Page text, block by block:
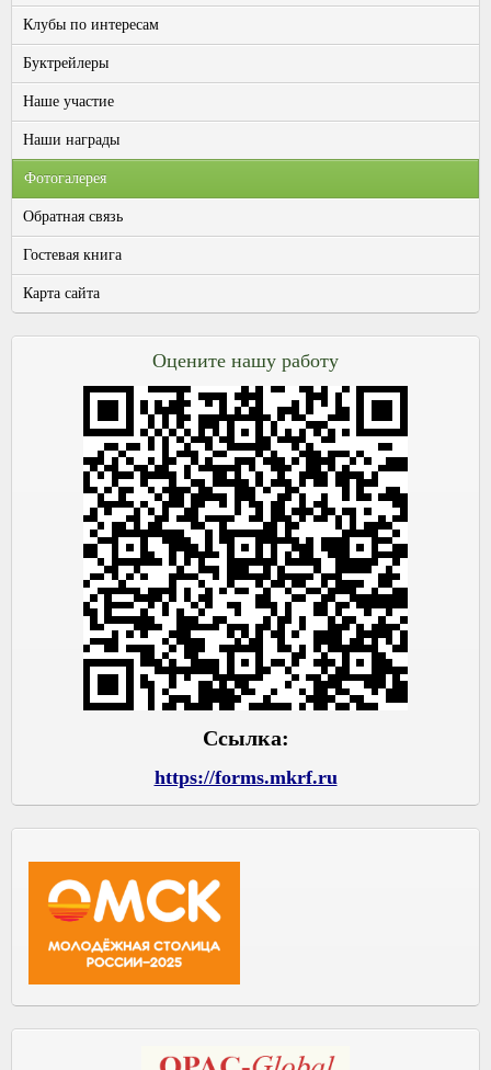
Клубы по интересам
Буктрейлеры
Наше участие
Наши награды
Фотогалерея
Обратная связь
Гостевая книга
Карта сайта
Оцените нашу работу
Ссылка:
https://forms.mkrf.ru